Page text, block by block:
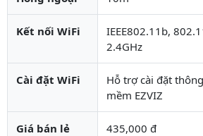
Kết nối WiFi
IEEE802.11b,
2.4GHz
Cài đặt WiFi
Hỗ trợ cài đặt
mềm EZVIZ
Giá bán lẻ 435,000 đ